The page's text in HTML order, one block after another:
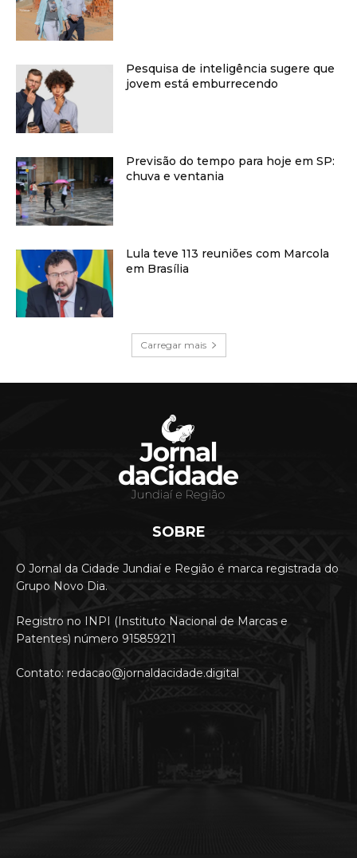
Pesquisa de inteligência sugere que
jovem está emburrecendo
Previsão do tempo para hoje em SP:
chuva e ventania
Lula teve 113 reuniões com Marcola
em Brasília
Carregar mais
SOBRE
O Jornal da Cidade Jundiaí e Região é marca registrada do
Grupo Novo Dia.
Registro no INPI (Instituto Nacional de Marcas e
Patentes) número 915859211
Contato: redacao@jornaldacidade.digital